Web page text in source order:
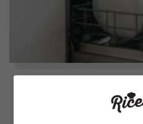
Bicchieri opachi dopo